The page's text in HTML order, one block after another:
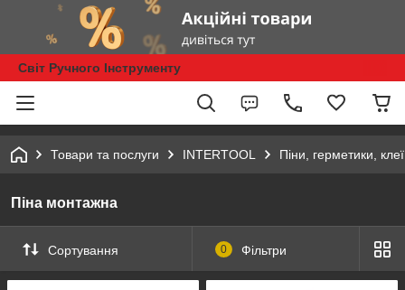
Світ Ручного Інструменту
Товари та послуги INTERTOOL Піни, герметики, клеї
Піна монтажна
Сортування 0 Фільтри